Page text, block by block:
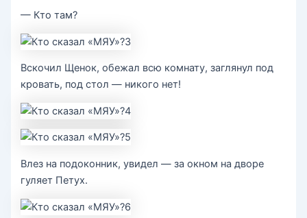
— Кто там?
Вскочил Щенок, обежал всю комнату, заглянул под
кровать, под стол — никого нет!
Влез на подоконник, увидел — за окном на дворе
гуляет Петух.